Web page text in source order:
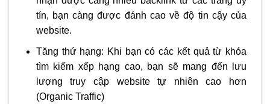
tín, bạn càng được đánh cao về độ tin cậy của
website.
Tăng thứ hạng: Khi bạn có các kết quả từ khóa
tìm kiếm xếp hạng cao, bạn sẽ mang đến lưu
lượng truy cập website tự nhiên cao hơn
(Organic Traffic)